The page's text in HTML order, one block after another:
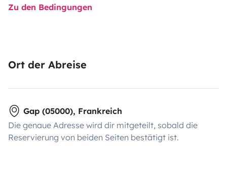
Zu den Bedingungen
Ort der Abreise
Gap (05000), Frankreich
Die genaue Adresse wird dir mitgeteilt, sobald die
Reservierung von beiden Seiten bestätigt ist.